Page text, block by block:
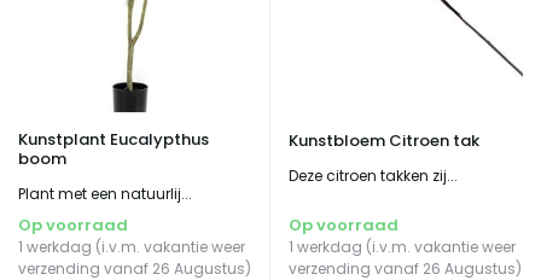
Kunstplant Eucalypthus
boom
Plant met een natuurlij...
Op voorraad
1 werkdag (i.v.m. vakantie weer
verzending vanaf 26 Augustus)
Kunstbloem Citroen tak
Deze citroen takken zij...
Op voorraad
1 werkdag (i.v.m. vakantie weer
verzending vanaf 26 Augustus)